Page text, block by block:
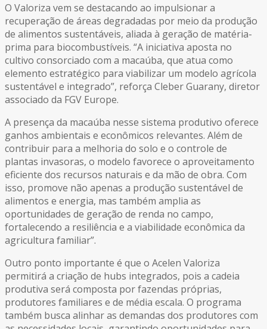
O Valoriza vem se destacando ao impulsionar a
recuperação de áreas degradadas por meio da produção
de alimentos sustentáveis, aliada à geração de matéria-
prima para biocombustíveis. “A iniciativa aposta no
cultivo consorciado com a macaúba, que atua como
elemento estratégico para viabilizar um modelo agrícola
sustentável e integrado”, reforça Cleber Guarany, diretor
associado da FGV Europe.
A presença da macaúba nesse sistema produtivo oferece
ganhos ambientais e econômicos relevantes. Além de
contribuir para a melhoria do solo e o controle de
plantas invasoras, o modelo favorece o aproveitamento
eficiente dos recursos naturais e da mão de obra. Com
isso, promove não apenas a produção sustentável de
alimentos e energia, mas também amplia as
oportunidades de geração de renda no campo,
fortalecendo a resiliência e a viabilidade econômica da
agricultura familiar”.
Outro ponto importante é que o Acelen Valoriza
permitirá a criação de hubs integrados, pois a cadeia
produtiva será composta por fazendas próprias,
produtores familiares e de média escala. O programa
também busca alinhar as demandas dos produtores com